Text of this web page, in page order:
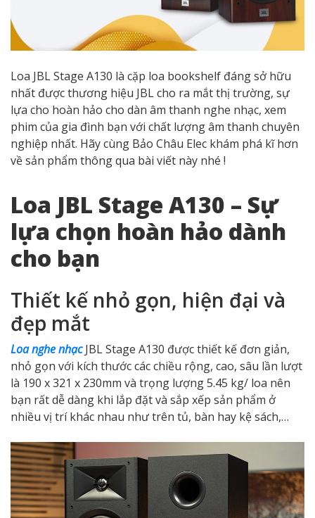
Loa JBL Stage A130 là cặp loa bookshelf đáng sở hữu
nhất được thương hiệu JBL cho ra mắt thị trường, sự
lựa cho hoàn hảo cho dàn âm thanh nghe nhạc, xem
phim của gia đình bạn với chất lượng âm thanh chuyên
nghiệp nhất. Hãy cùng Bảo Châu Elec khám phá kĩ hơn
về sản phẩm thông qua bài viết này nhé !
Loa JBL Stage A130 – Sự
lựa chọn hoàn hảo dành
cho bạn
Thiết kế nhỏ gọn, hiện đại và
đẹp mắt
Loa nghe nhạcJBL Stage A130 được thiết kế đơn giản,
nhỏ gọn với kích thước các chiều rộng, cao, sâu lần lượt
là 190 x 321 x 230mm và trọng lượng 5.45 kg/ loa nên
bạn rất dễ dàng khi lắp đặt và sắp xếp sản phẩm ở
nhiều vị trí khác nhau như trên tủ, bàn hay kệ sách,…